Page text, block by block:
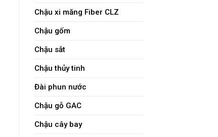
Chậu xi măng Fiber CLZ
Chậu gốm
Chậu sắt
Chậu thủy tinh
Đài phun nước
Chậu gỗ GAC
Chậu cây bay